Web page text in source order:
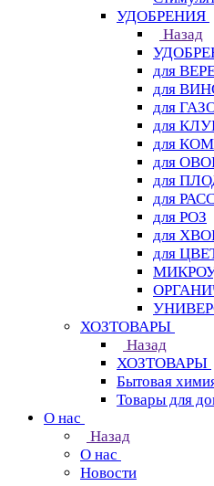
УДОБРЕНИЯ
Назад
для
для
для
для
для
для
для
для
для РОЗ
для
для
ХОЗТОВАРЫ
Назад
ХОЗТОВАРЫ
Бытовая
Товары для
О нас
Назад
О нас
Новости